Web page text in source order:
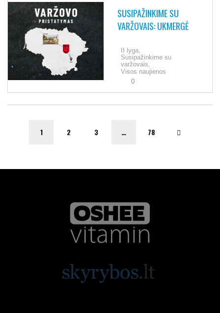
SUSIPAŽINKIME SU
VARŽOVAIS: UKMERGĖ
II lyga,
Susipažinkime su
varžovais,
Visos naujienos
0
1 2 3 … 78